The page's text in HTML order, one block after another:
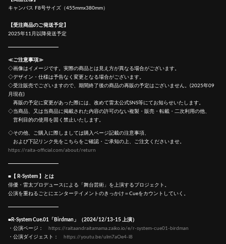
キャンバス F8号サイズ（455mmx380mm）
【受注商品のご発送予定】
2025年11月以降発送予定
≪ご注意事項≫
◇画像はイメージです。実際の商品とは見え方が異なる場合がございます。
◇デザイン・仕様は予告なく変更となる場合がございます。
◇受注販売でございますので、期間終了後の商品の再販の予定はございません。(2025年09
月現在)
再販の予定に変更があった際には、改めて雷太公式SNS等にてお知らせいたします。
◇当商品、又は当商品に掲載された内容の許可のない複製・販売・転載・二次利用の他、
営利目的の使用を固く禁止いたします。
◇その他、ご購入に際しましては購入ページ記載の注意事項、
および下記リンク先をこちらをご確認・ご承知の上、ご注文くださいませ。
https://raita-official.com/about/return
■【 R-System 】とは
俳優・雷太プロデュースによる「舞台芸術」を上演するプロジェクト。
公演を重ねるごとにエンターテイメントのきっかけ＝Cueをカウントしていく。
■R-System Cue.01「Birdman」（2024/12/13-15 上演）
・公演ページ：
https://raitaandraitamama.zaiko.io/e/r-system-cue01-birdman
・公演ダイジェスト：
https://youtu.be/ulm7aOe4-l8